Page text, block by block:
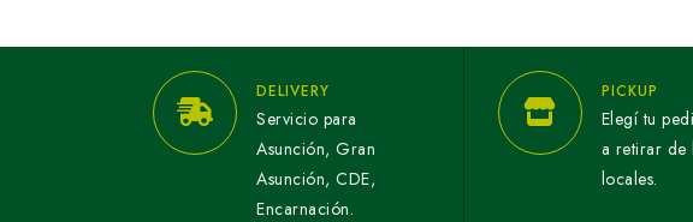
DELIVERY
Servicio para
Asunción, Gran
Asunción, CDE,
Encarnación.
PICKUP
Elegí tu
a retirar de
locales.